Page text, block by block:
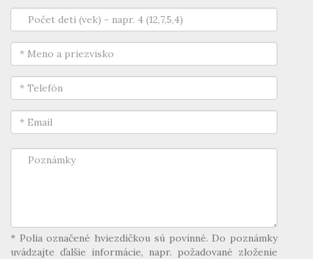
* Polia označené hviezdičkou sú povinné. Do poznámky
uvádzajte ďalšie informácie, napr. požadované zloženie